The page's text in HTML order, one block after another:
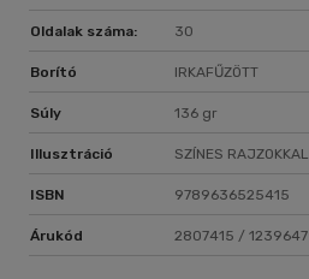
Oldalak száma: 30
Borító IRKAFŰZÖTT
Súly 136 gr
Illusztráció SZÍNES RAJZOKKAL
ISBN 9789636525415
Árukód 2807415 / 1239647